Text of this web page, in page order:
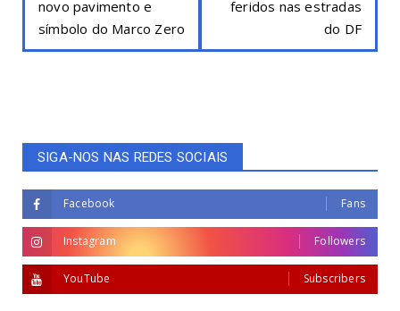
novo pavimento e
símbolo do Marco Zero
feridos nas estradas
do DF
SIGA-NOS NAS REDES SOCIAIS
Facebook Fans
Instagram Followers
YouTube Subscribers